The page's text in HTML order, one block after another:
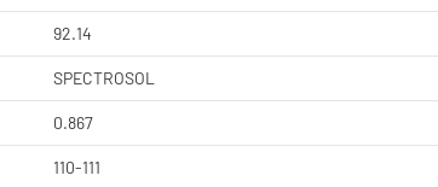
92.14
SPECTROSOL
0.867
110-111